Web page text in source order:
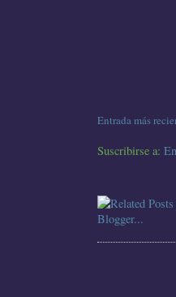
Entrada más
Suscribirse a: